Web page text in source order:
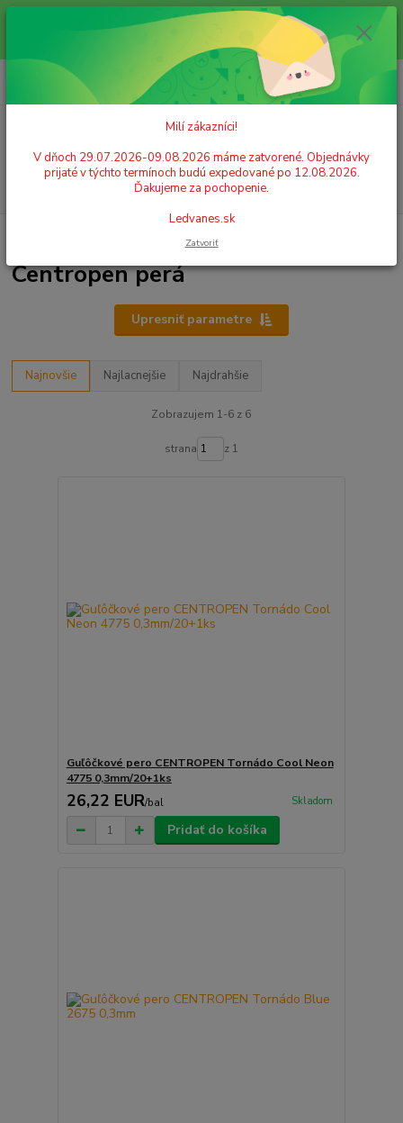
Milí zákazníci! V dňoch 29.07.2026-09.08.2026 máme zatvorené.
Objednávky prijaté v týchto termínoch budú expedované po 12.08.2026.
Ďakujeme za pochopenie. Ledvanes.sk
+421 908 755 958
Po. - Pia. od 9:00 hod. - 16:00 hod.
za0,00 EUR
Centropen perá
Upresniť parametre
Najnovšie Najlacnejšie Najdrahšie
Zobrazujem 1-6 z 6
strana z 1
Guľôčkové pero CENTROPEN Tornádo Cool Neon
4775 0,3mm/20+1ks
26,22 EUR/bal Skladom
Pridať do košíka
Milí zákazníci!
V dňoch 29.07.2026-09.08.2026 máme zatvorené. Objednávky
prijaté v týchto termínoch budú expedované po 12.08.2026.
Ďakujeme za pochopenie.
Ledvanes.sk
Zatvoriť